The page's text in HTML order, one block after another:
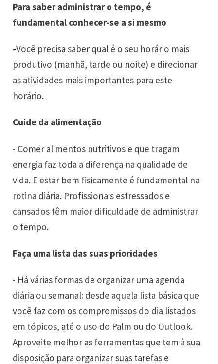
Para saber administrar o tempo, é
fundamental conhecer-se a si mesmo
-Você precisa saber qual é o seu horário mais
produtivo (manhã, tarde ou noite) e direcionar
as atividades mais importantes para este
horário.
Cuide da alimentação
- Comer alimentos nutritivos e que tragam
energia faz toda a diferença na qualidade de
vida. E estar bem fisicamente é fundamental na
rotina diária. Profissionais estressados e
cansados têm maior dificuldade de administrar
o tempo.
Faça uma lista das suas prioridades
- Há várias formas de organizar uma agenda
diária ou semanal: desde aquela lista básica que
você faz com os compromissos do dia listados
em tópicos, até o uso do Palm ou do Outlook.
Aproveite melhor as ferramentas que tem à sua
disposição para organizar suas tarefas e